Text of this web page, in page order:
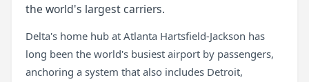
the world's largest carriers.
Delta's home hub at Atlanta Hartsfield-Jackson has
long been the world's busiest airport by passengers,
anchoring a system that also includes Detroit,